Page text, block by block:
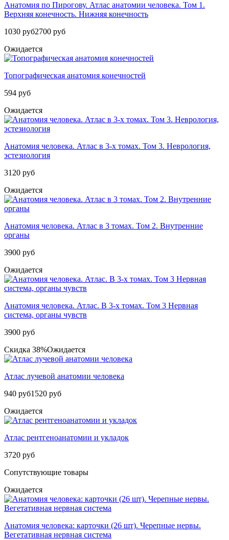
Анатомия по Пирогову. Атлас анатомии человека. Том 1.
Верхняя конечность. Нижняя конечность
1030 руб2700 руб
Ожидается
Топографическая анатомия конечностей
594 руб
Ожидается
Анатомия человека. Атлас в 3-х томах. Том 3. Неврология,
эстезиология
3120 руб
Ожидается
Анатомия человека. Атлас в 3 томах. Том 2. Внутренние
органы
3900 руб
Ожидается
Анатомия человека. Атлас. В 3-х томах. Том 3 Нервная
система, органы чувств
3900 руб
Скидка 38%Ожидается
Атлас лучевой анатомии человека
940 руб1520 руб
Ожидается
Атлас рентгеноанатомии и укладок
3720 руб
Сопутствующие товары
Ожидается
Анатомия человека: карточки (26 шт). Черепные нервы.
Вегетативная нервная система